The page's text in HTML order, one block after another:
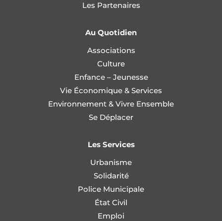
Les Partenaires
Au Quotidien
Associations
Culture
Enfance – Jeunesse
Vie Économique & Services
Environnement & Vivre Ensemble
Se Déplacer
Les Services
Urbanisme
Solidarité
Police Municipale
État Civil
Emploi